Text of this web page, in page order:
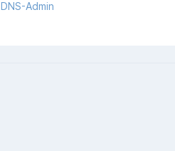
DNS-Admin